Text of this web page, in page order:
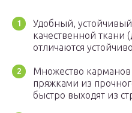
Удобный,
качественной
отличаются
Множество
пряжками из
быстро выходят из